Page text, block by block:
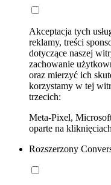
Akceptacja tych
reklamy, treści
dotyczące naszej
zachowanie
oraz mierzyć ich
korzystamy w tej
trzecich:
Meta-Pixel,
oparte na
Rozszerzony